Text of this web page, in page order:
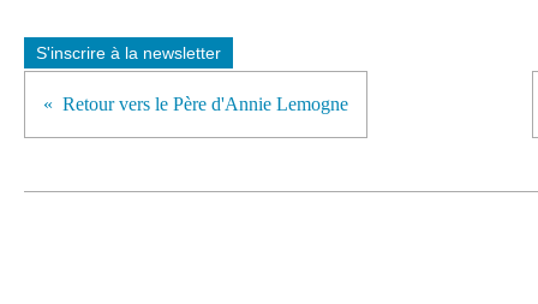
S'inscrire à la newsletter
Retour vers le Père d'Annie Lemogne